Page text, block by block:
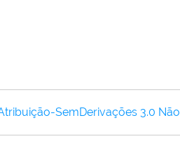
SemDerivações 3.0